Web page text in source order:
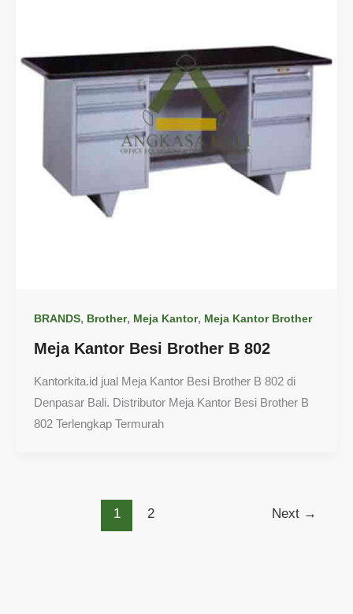
BRANDS, Brother, Meja Kantor, Meja Kantor Brother
Meja Kantor Besi Brother B 802
Kantorkita.id jual Meja Kantor Besi Brother B 802 di
Denpasar Bali. Distributor Meja Kantor Besi Brother B
802 Terlengkap Termurah
1 2 Next →